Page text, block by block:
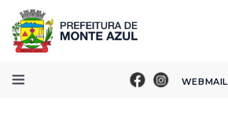
WEBMAIL